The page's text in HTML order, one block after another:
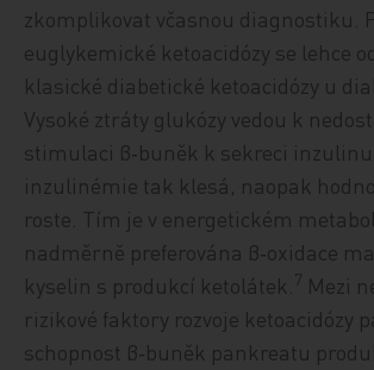
zkomplikovat včasnou diagnostiku.
euglykemické ketoacidózy se lehce
klasické diabetické ketoacidózy u
Vysoké ztráty glukózy vedou k
stimulaci β‑buněk k sekreci
inzulinémie tak klesá, naopak
roste. Tím je v energetickém
nadměrně preferována β‑oxidace
kyselin s produkcí ketolátek. 7 Mezi
rizikové faktory rozvoje ketoacidózy
schopnost β‑buněk pankreatu